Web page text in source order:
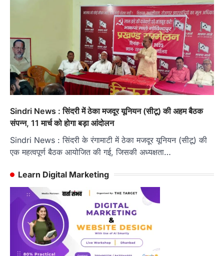
Sindri News : सिंदरी में ठेका मजदूर यूनियन (सीटू) की अहम बैठक
संपन्न, 11 मार्च को होगा बड़ा आंदोलन
Sindri News : सिंदरी के रंगामाटी में ठेका मजदूर यूनियन (सीटू) की
एक महत्वपूर्ण बैठक आयोजित की गई, जिसकी अध्यक्षता…
Learn Digital Marketing